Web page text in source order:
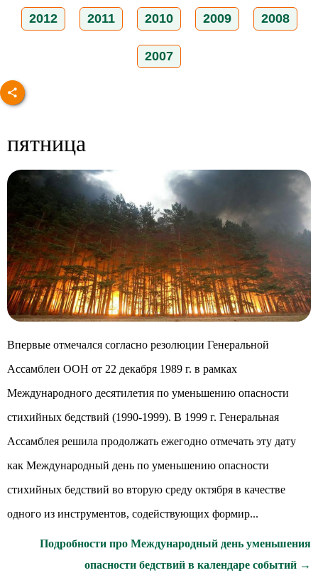
2012 2011 2010 2009 2008
2007
пятница
Впервые отмечался согласно резолюции Генеральной
Ассамблеи ООН от 22 декабря 1989 г. в рамках
Международного десятилетия по уменьшению опасности
стихийных бедствий (1990-1999). В 1999 г. Генеральная
Ассамблея решила продолжать ежегодно отмечать эту дату
как Международный день по уменьшению опасности
стихийных бедствий во вторую среду октября в качестве
одного из инструментов, содействующих формир...
Подробности про Международный день уменьшения
опасности бедствий в календаре событий →